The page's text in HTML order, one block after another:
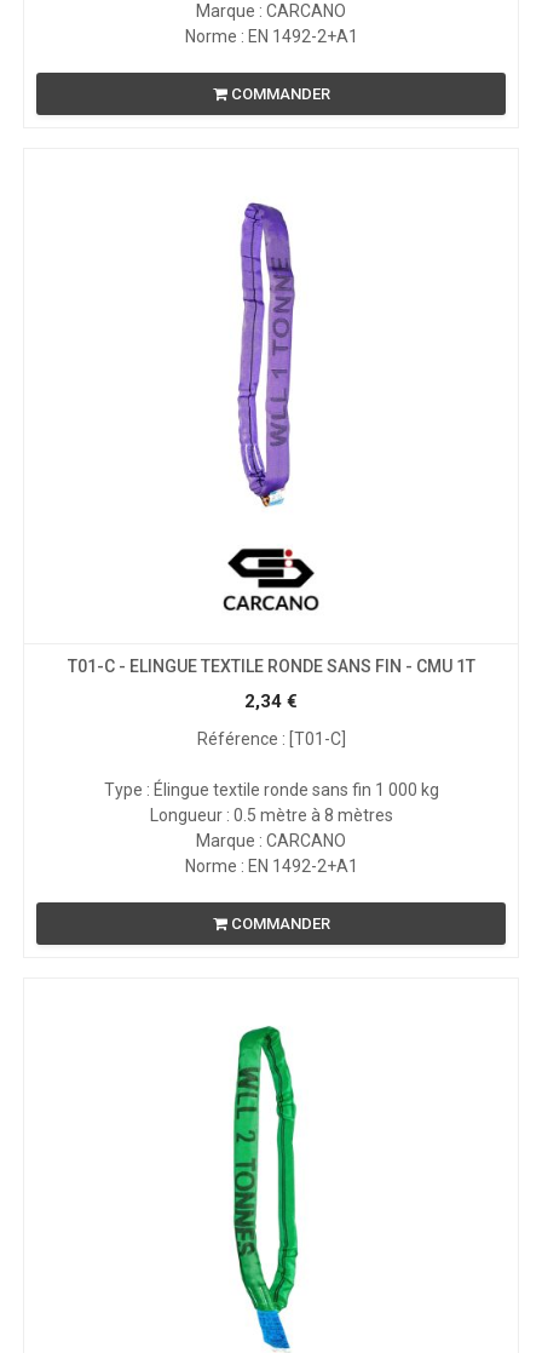
Marque : CARCANO
Norme : EN 1492-2+A1
COMMANDER
T01-C - ELINGUE TEXTILE RONDE SANS FIN - CMU 1T
2,34 €
Référence : [T01-C]
Type : Élingue textile ronde sans fin 1 000 kg
Longueur : 0.5 mètre à 8 mètres
Marque : CARCANO
Norme : EN 1492-2+A1
COMMANDER